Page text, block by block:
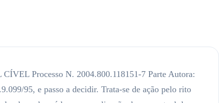
se a Turma Recursal deste Tribunal de Justiça: Ação intentada em face de Golden Cross Seguradora S?A, com pedido de antecipação da tutela, objetivando seja declarada abusiva a prática de aumento de mensalidade do plano de saúde do autor, requerendo a aplicação do percentual de reajuste tendo em conta o índice inflacionário de reajuste medido pelo IGP-M/FGV. Sentença de procedência às fls. 102, confirmando a tutela, e determinando que a ré realize os reajustes da mensalidade exatamente como pleiteado, considerando abusivo o aumento realizado. Recurso da ré às fls. 104/110 sustentando, em resumo, que cientificou o autor acerca do reajuste e percentual que seria praticado em sua mensalidade; que o aumento fixado em 90,80% teve a aprovação da SUSEP, sendo tal reajuste de 90,80% que todos os planos de saúde tem cláusulas onde são delimitadas as faixas etárias não sendo as mesmas abusivas. A hipótese envolve, sem duvida, relação de consumo (artigo 3º § 2º da Lei 8078/90) devendo portando ajustar-se às regras da lei consumerista, não comportando cláusulas que imponha desvantagem manifestar ao segurado consumidor, muito menos permitir ao fornecedor majorar, sem justa causa, o preço do produto ou serviço. Assim, afigura-se abusivo o aumento decorrente de mudança de faixa etária, posto que unilateralmente imposto, comprometendo o equilíbrio entre os contratantes. Como bem salientado na r.decisão monocrática houve quebra da relação de boa-fé e transparência que deve existir entre às partes nas relações de consumo. Recuso a que se nega provimento. Número do Processo:2003.700.008422-0, Juiz(a) MARIA LUIZA DE FREITAS CARVALHO Cumpre-me destacar, por oportuno, que as novas regras instituídas pelo Estatuto do Idoso tem aplicabilidade imediata e, por esta razão, alcançam os efeitos futuros dos contratos celebrados antes da sua vigência. Isso porque, como se sabe, nas relações de trato sucessivo com obrigações continuadas – como neste caso – o contrário figura apenas como fator gerador das prestações e contraprestações, sendo estas as verdadeiras causas do negócio. Assim, a incidência das novas regras sobre tais relações não implica em violação ao ato jurídico perfeito através da violação da causa do ato como alega a ré, pois a causa do ato é regularmente renovada a cada ciclo de prestação e contraprestação. Não há, assim, que se falar em retroatividade da lei nova – esta sim vedada pela Constituição da República – mas, como dito, em aplicação imediata dos novos preceitos às relações jurídicas em curso. Sobre o tema, são brilhantes as observações feitas pelo professor José Edwaldo Tavares Borba, na obra “Direito Societário” publicada pela editora Renovar (8ª edição; pg. 225 e 226), que vale transcrever em razão da importância do tema: “(…) O Supremo Tribunal Federal, ao apreciar a ADIN nº 493/DF, fixou o entendimento de que, no Brasil, de natureza constitucional o principio do respeito aos direitos adquiridos, ao ato jurídico perfeito e à coisa julgada, a questão da irretroatividade das leis não representa apenas um comando para os juízes, mas sim para o próprio